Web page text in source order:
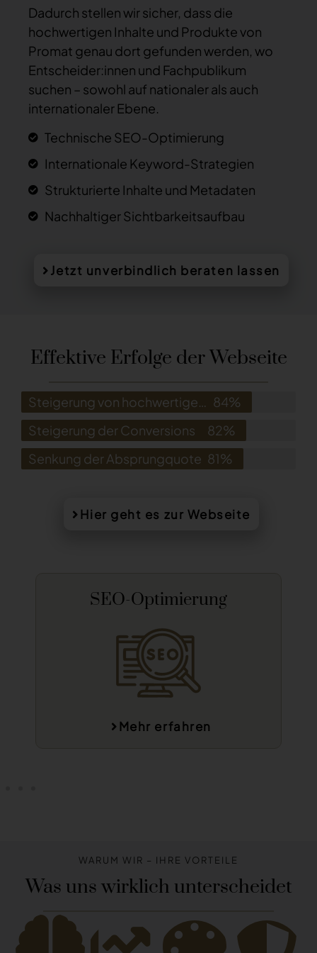
Dadurch stellen wir sicher, dass die
hochwertigen Inhalte und Produkte von
Promat genau dort gefunden werden, wo
Entscheider:innen und Fachpublikum
suchen – sowohl auf nationaler als auch
internationaler Ebene.
Technische SEO-Optimierung
Internationale Keyword-Strategien
Strukturierte Inhalte und Metadaten
Nachhaltiger Sichtbarkeitsaufbau
Jetzt unverbindlich beraten lassen
Effektive Erfolge der Webseite
Steigerung von hochwertigen Klicks 84%
Steigerung der Conversions
82%
Senkung der Absprungquote 81%
Hier geht es zur Webseite
UX/UI Design
Mehr erfahren
WARUM WIR – IHRE VORTEILE
Was uns wirklich unterscheidet